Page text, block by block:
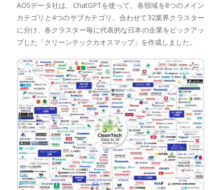
AOSデータ社は、ChatGPTを使って、各領域を8つのメイン
カテゴリと4つのサブカテゴリ、合わせて32業界クラスター
に分け、各クラスター毎に代表的な日本の企業をピックアッ
プした「クリーンテックカオスマップ」を作成しました。